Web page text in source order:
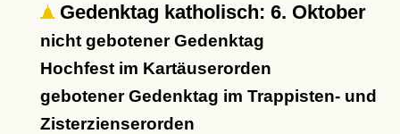
Gedenktag katholisch: 6. Oktober
nicht gebotener Gedenktag
Hochfest im Kartäuserorden
gebotener Gedenktag im Trappisten- und
Zisterzienserorden